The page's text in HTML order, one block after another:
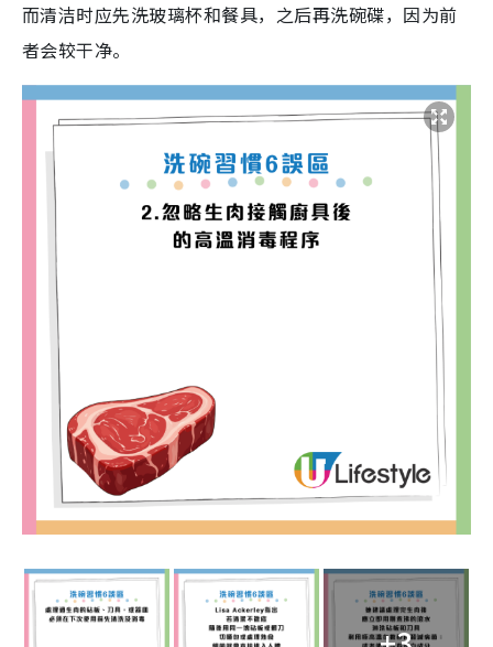
而清洁时应先洗玻璃杯和餐具，之后再洗碗碟，因为前
者会较干净。